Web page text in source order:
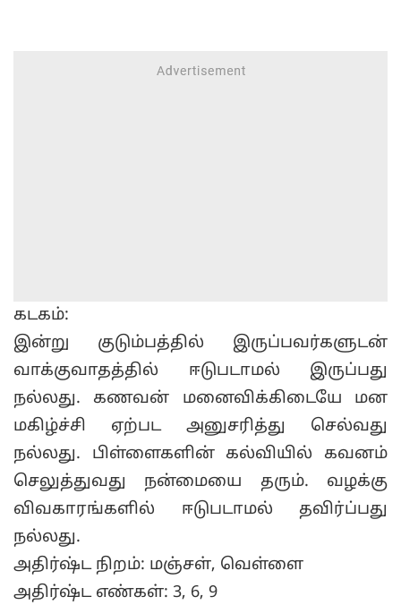
கடகம்:
இன்று குடும்பத்தில் இருப்பவர்களுடன்
வாக்குவாதத்தில் ஈடுபடாமல் இருப்பது
நல்லது. கணவன் மனைவிக்கிடையே மன
மகிழ்ச்சி ஏற்பட அனுசரித்து செல்வது
நல்லது. பிள்ளைகளின் கல்வியில் கவனம்
செலுத்துவது நன்மையை தரும். வழக்கு
விவகாரங்களில் ஈடுபடாமல் தவிர்ப்பது
நல்லது.
அதிர்ஷ்ட நிறம்: மஞ்சள், வெள்ளை
அதிர்ஷ்ட எண்கள்: 3, 6, 9